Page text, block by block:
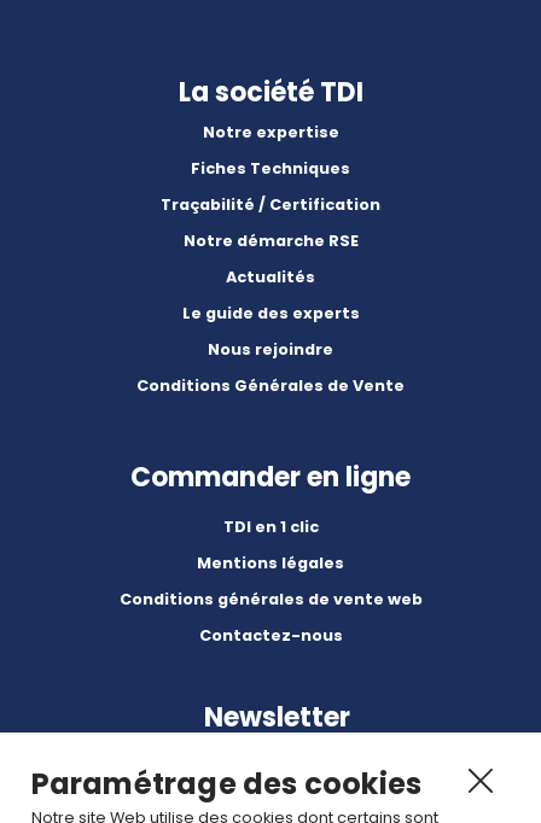
La société TDI
Notre expertise
Fiches Techniques
Traçabilité / Certification
Notre démarche RSE
Actualités
Le guide des experts
Nous rejoindre
Conditions Générales de Vente
Commander en ligne
TDI en 1 clic
Mentions légales
Conditions générales de vente web
Contactez-nous
Newsletter
Paramétrage des cookies
Notre site Web utilise des cookies dont certains sont